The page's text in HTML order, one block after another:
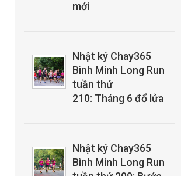
mới
Nhật ký Chay365
Bình Minh Long Run
tuần thứ
210: Tháng 6 đổ lửa
Nhật ký Chay365
Bình Minh Long Run